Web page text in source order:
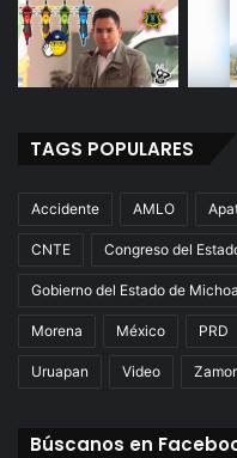
TAGS POPULARES
Accidente AMLO
CNTE Congreso del
Gobierno del Estado de
Morena México PRD
Uruapan Video
Búscanos en